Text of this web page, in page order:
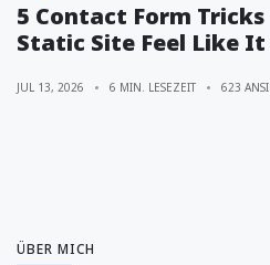
5 Contact Form
Static Site Feel Like It
JUL 13, 2026 6 MIN. LESEZEIT 623
ÜBER MICH